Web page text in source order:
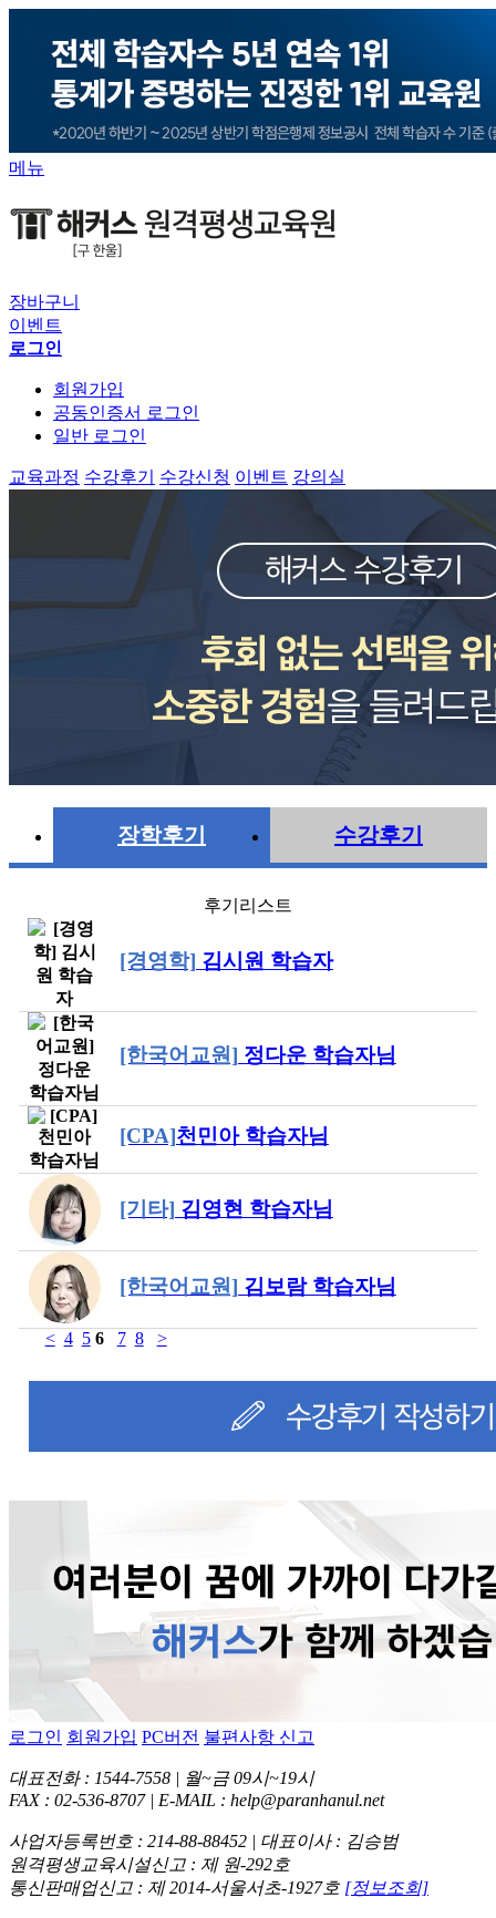
메뉴
장바구니
이벤트
로그인
회원가입
공동인증서 로그인
일반 로그인
교육과정 수강후기 수강신청 이벤트 강의실
장학후기 수강후기
후기리스트
[경영학] 김시원 학습자
[한국어교원] 정다운 학습자님
[CPA]천민아 학습자님
[기타] 김영현 학습자님
[한국어교원] 김보람 학습자님
< 4 56 7 8 >
로그인 회원가입 PC버전 불편사항 신고
대표전화 : 1544-7558 | 월~금 09시~19시
FAX : 02-536-8707 | E-MAIL : help@paranhanul.net
사업자등록번호 : 214-88-88452 | 대표이사 : 김승범
원격평생교육시설신고 : 제 원-292호
통신판매업신고 : 제 2014-서울서초-1927호 [정보조회]